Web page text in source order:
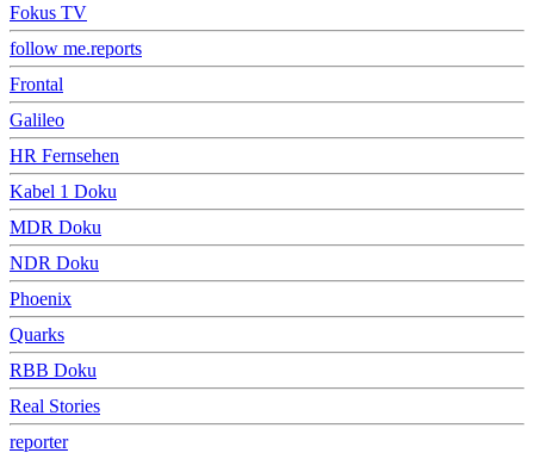
Fokus TV
follow me.reports
Frontal
Galileo
HR Fernsehen
Kabel 1 Doku
MDR Doku
NDR Doku
Phoenix
Quarks
RBB Doku
Real Stories
reporter